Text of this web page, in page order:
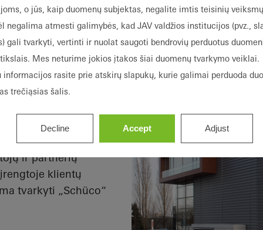
furnitūra „TipTronic“ .
/ ADS“ padėjo nustatyti
to, „Schüco“
kuriame nuo dabar
ir partnerių
klientų
tvarkyti „Schüco“
o jūs, kaip duomenų subjektas, negalite imtis teisinių
negalima atmesti galimybės, kad JAV valdžios institucijos (pvz.,
gali tvarkyti, vertinti ir nuolat saugoti bendrovių perduotus
Mes neturime jokios įtakos šiai duomenų tvarkymo veiklai.
informacijos rasite prie atskirų slapukų, kurie galimai perduoda
trečiąsias šalis.
Decline Accept Adjust